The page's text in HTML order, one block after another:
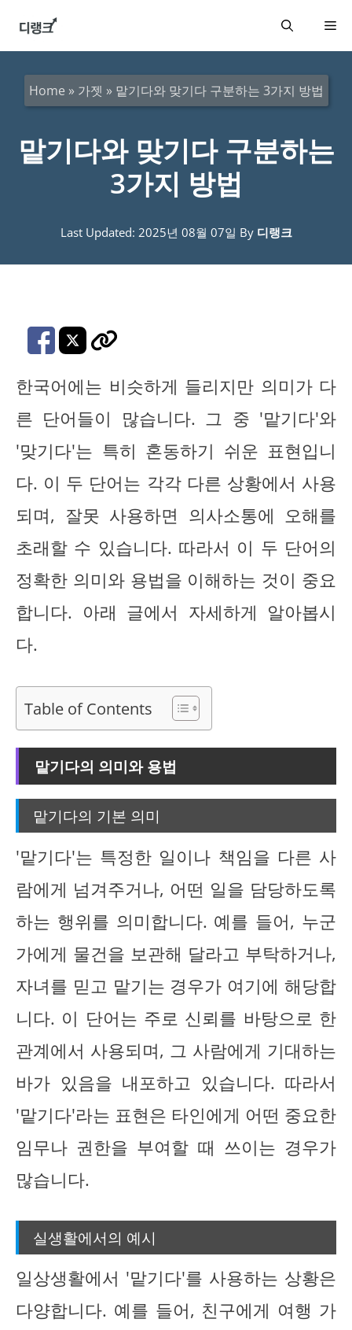
메
Home » 가젯 » 맡기다와 맞기다 구분하는 3가지 방법
맡기다와 맞기다 구분하는
3가지 방법
Last Updated: 2025년 08월 07일 By 디랭크
한국어에는 비슷하게 들리지만 의미가 다
른 단어들이 많습니다. 그 중 '맡기다'와
'맞기다'는 특히 혼동하기 쉬운 표현입니
다. 이 두 단어는 각각 다른 상황에서 사용
되며, 잘못 사용하면 의사소통에 오해를
초래할 수 있습니다. 따라서 이 두 단어의
정확한 의미와 용법을 이해하는 것이 중요
합니다. 아래 글에서 자세하게 알아봅시
다.
Table of Contents
맡기다의 의미와 용법
맡기다의 기본 의미
'맡기다'는 특정한 일이나 책임을 다른 사
람에게 넘겨주거나, 어떤 일을 담당하도록
하는 행위를 의미합니다. 예를 들어, 누군
가에게 물건을 보관해 달라고 부탁하거나,
자녀를 믿고 맡기는 경우가 여기에 해당합
니다. 이 단어는 주로 신뢰를 바탕으로 한
관계에서 사용되며, 그 사람에게 기대하는
바가 있음을 내포하고 있습니다. 따라서
'맡기다'라는 표현은 타인에게 어떤 중요한
임무나 권한을 부여할 때 쓰이는 경우가
많습니다.
실생활에서의 예시
일상생활에서 '맡기다'를 사용하는 상황은
다양합니다. 예를 들어, 친구에게 여행 가